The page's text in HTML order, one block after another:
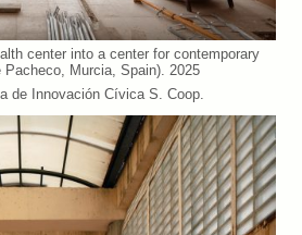
center into a center for contemporary
Pacheco, Murcia, Spain). 2025
de Innovación Cívica S. Coop.